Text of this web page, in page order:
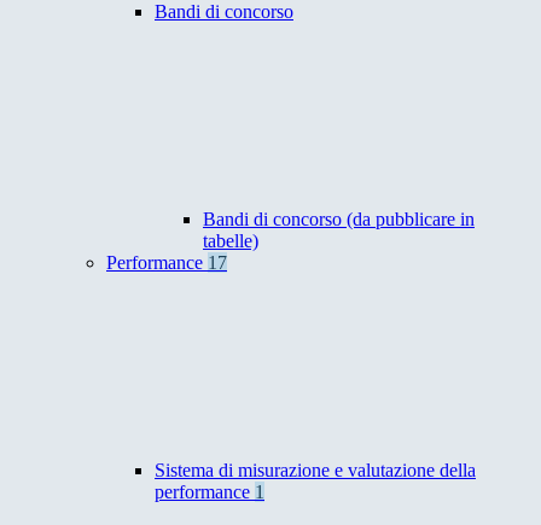
Bandi di concorso
Bandi di concorso (da pubblicare in
tabelle)
Performance 17
Sistema di misurazione e valutazione della
performance 1